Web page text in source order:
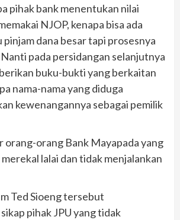
pihak bank menentukan nilai
NJOP, kenapa bisa ada
pinjam dana besar tapi prosesnya
pada persidangan selanjutnya
buku-bukti yang berkaitan
nama-nama yang diduga
kewenangannya sebagai pemilik
orang-orang Bank Mayapada yang
lalai dan tidak menjalankan
Ted Sioeng tersebut
pihak JPU yang tidak